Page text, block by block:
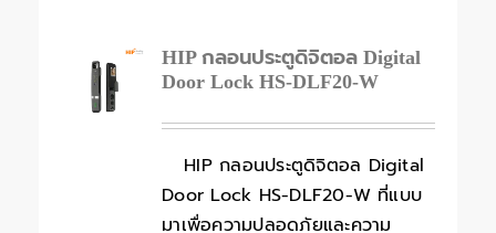
HIP กลอนประตูดิจิตอล Digital
Door Lock HS-DLF20-W
HIP กลอนประตูดิจิตอล Digital
Door Lock HS-DLF20-W ที่แบบ
มาเพื่อความปลอดภัยและความ